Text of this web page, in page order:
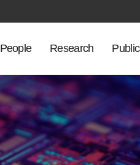
People Research